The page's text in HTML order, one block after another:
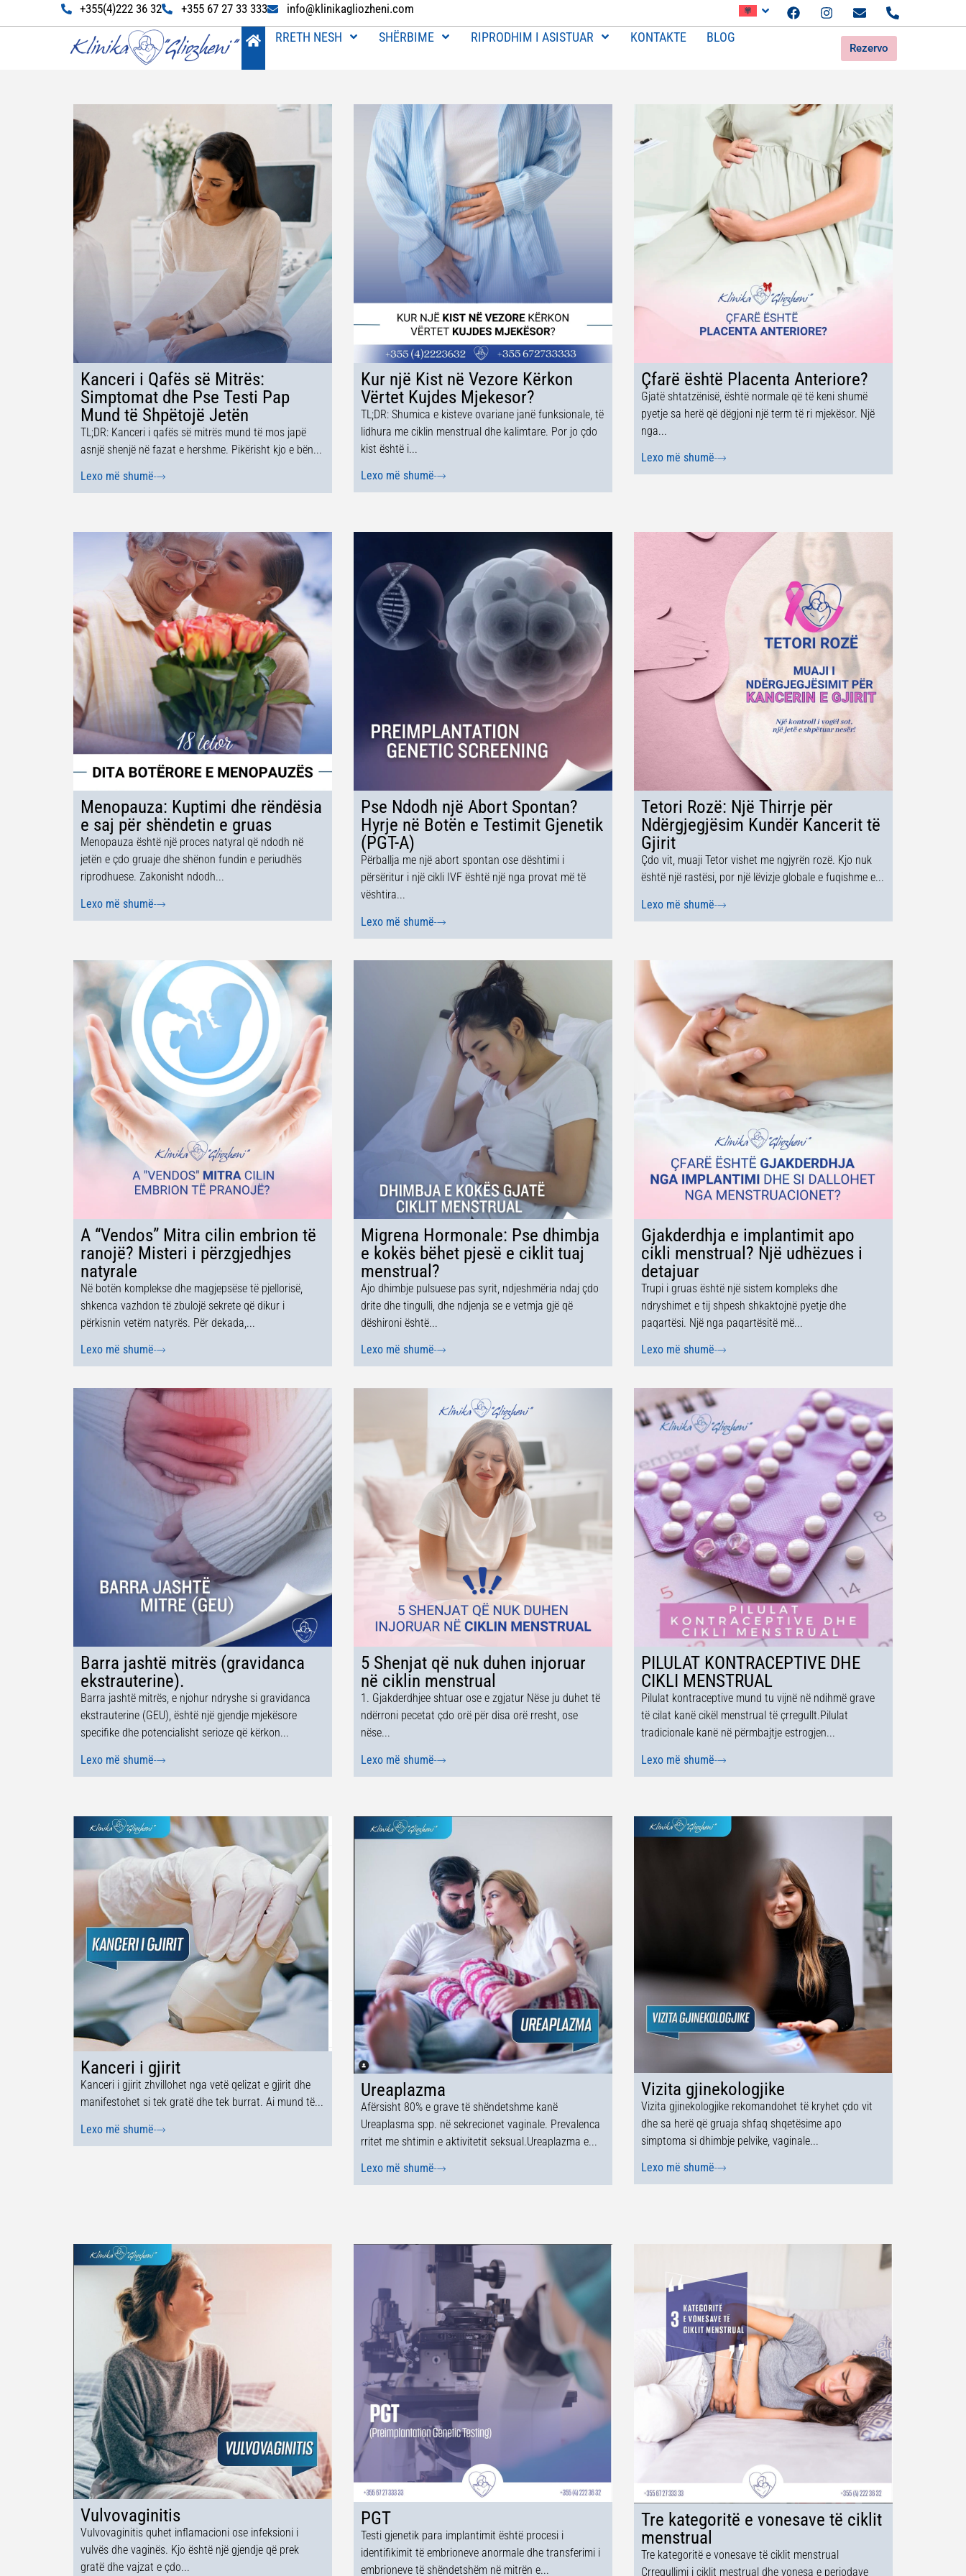
+355(4)222 36 32 +355 67 27 33 333 info@klinikagliozheni.com
RRETH NESH SHËRBIME RIPRODHIM I ASISTUAR KONTAKTE BLOG
Rezervo
Kanceri i Qafës së Mitrës:
Simptomat dhe Pse Testi Pap
Mund të Shpëtojë Jetën
TL;DR: Kanceri i qafës së mitrës mund të mos japë
asnjë shenjë në fazat e hershme. Pikërisht kjo e bën...
Lexo më shumë
Kur një Kist në Vezore Kërkon
Vërtet Kujdes Mjekesor?
TL;DR: Shumica e kisteve ovariane janë funksionale, të
lidhura me ciklin menstrual dhe kalimtare. Por jo çdo
kist është i...
Lexo më shumë
Çfarë është Placenta Anteriore?
Gjatë shtatzënisë, është normale që të keni shumë
pyetje sa herë që dëgjoni një term të ri mjekësor. Një
nga...
Lexo më shumë
Menopauza: Kuptimi dhe rëndësia
e saj për shëndetin e gruas
Menopauza është një proces natyral që ndodh në
jetën e çdo gruaje dhe shënon fundin e periudhës
riprodhuese. Zakonisht ndodh...
Lexo më shumë
Pse Ndodh një Abort Spontan?
Hyrje në Botën e Testimit Gjenetik
(PGT-A)
Përballja me një abort spontan ose dështimi i
përsëritur i një cikli IVF është një nga provat më të
vështira...
Lexo më shumë
Tetori Rozë: Një Thirrje për
Ndërgjegjësim Kundër Kancerit të
Gjirit
Çdo vit, muaji Tetor vishet me ngjyrën rozë. Kjo nuk
është një rastësi, por një lëvizje globale e fuqishme e...
Lexo më shumë
A “Vendos” Mitra cilin embrion të
ranojë? Misteri i përzgjedhjes
natyrale
Në botën komplekse dhe magjepsëse të pjellorisë,
shkenca vazhdon të zbulojë sekrete që dikur i
përkisnin vetëm natyrës. Për dekada,...
Lexo më shumë
Migrena Hormonale: Pse dhimbja
e kokës bëhet pjesë e ciklit tuaj
menstrual?
Ajo dhimbje pulsuese pas syrit, ndjeshmëria ndaj çdo
drite dhe tingulli, dhe ndjenja se e vetmja gjë që
dëshironi është...
Lexo më shumë
Gjakderdhja e implantimit apo
cikli menstrual? Një udhëzues i
detajuar
Trupi i gruas është një sistem kompleks dhe
ndryshimet e tij shpesh shkaktojnë pyetje dhe
paqartësi. Një nga paqartësitë më...
Lexo më shumë
Barra jashtë mitrës (gravidanca
ekstrauterine).
Barra jashtë mitrës, e njohur ndryshe si gravidanca
ekstrauterine (GEU), është një gjendje mjekësore
specifike dhe potencialisht serioze që kërkon...
Lexo më shumë
5 Shenjat që nuk duhen injoruar
në ciklin menstrual
1. Gjakderdhjee shtuar ose e zgjatur Nëse ju duhet të
ndërroni pecetat çdo orë për disa orë rresht, ose
nëse...
Lexo më shumë
PILULAT KONTRACEPTIVE DHE
CIKLI MENSTRUAL
Pilulat kontraceptive mund tu vijnë në ndihmë grave
të cilat kanë cikël menstrual të çrregullt.Pilulat
tradicionale kanë në përmbajtje estrogjen...
Lexo më shumë
Kanceri i gjirit
Kanceri i gjirit zhvillohet nga vetë qelizat e gjirit dhe
manifestohet si tek gratë dhe tek burrat. Ai mund të...
Lexo më shumë
Ureaplazma
Afërsisht 80% e grave të shëndetshme kanë
Ureaplasma spp. në sekrecionet vaginale. Prevalenca
rritet me shtimin e aktivitetit seksual.Ureaplazma e...
Lexo më shumë
Vizita gjinekologjike
Vizita gjinekologjike rekomandohet të kryhet çdo vit
dhe sa herë që gruaja shfaq shqetësime apo
simptoma si dhimbje pelvike, vaginale...
Lexo më shumë
Vulvovaginitis
Vulvovaginitis quhet inflamacioni ose infeksioni i
vulvës dhe vaginës. Kjo është një gjendje që prek
gratë dhe vajzat e çdo...
PGT
Testi gjenetik para implantimit është procesi i
identifikimit të embrioneve anormale dhe transferimi i
embrioneve të shëndetshëm në mitrën e...
Tre kategoritë e vonesave të ciklit
menstrual
Tre kategoritë e vonesave të ciklit menstrual
Çrregullimi i ciklit mestrual dhe vonesa e periodave